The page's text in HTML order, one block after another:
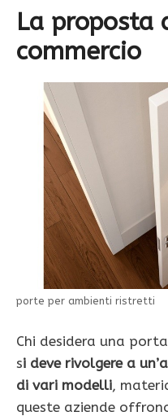
La proposta
commercio
porte per ambienti ristretti
Chi desidera una
si deve rivolgere a
di vari modelli,
queste aziende